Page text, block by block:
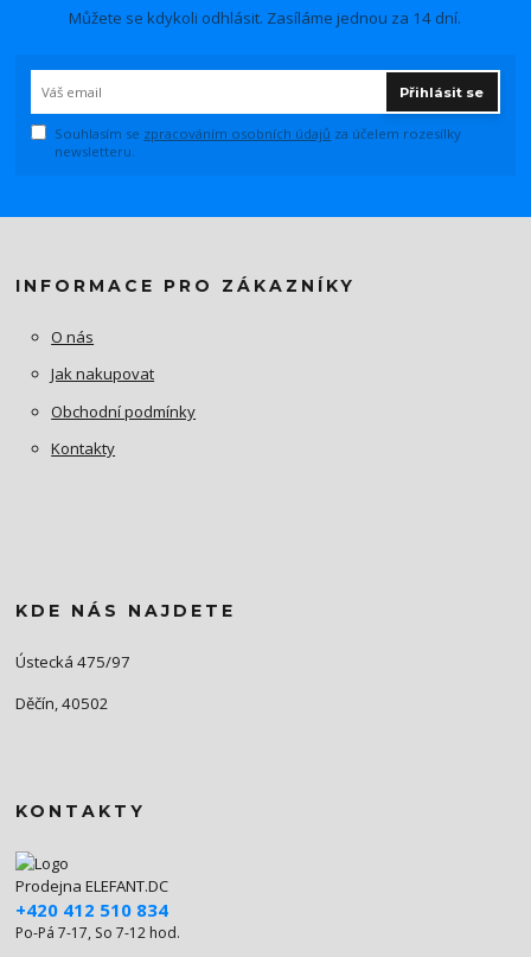
Můžete se kdykoli odhlásit. Zasíláme jednou za 14 dní.
Přihlásit se
Souhlasím se zpracováním osobních údajů za účelem rozesílky
newsletteru.
INFORMACE PRO ZÁKAZNÍKY
O nás
Jak nakupovat
Obchodní podmínky
Kontakty
KDE NÁS NAJDETE
Ústecká 475/97
Děčín, 40502
KONTAKTY
Prodejna ELEFANT.DC
+420 412 510 834
Po-Pá 7-17, So 7-12 hod.